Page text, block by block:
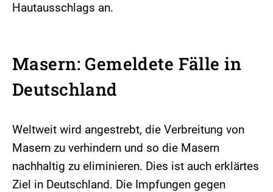
Hautausschlags an.
Masern: Gemeldete Fälle in
Deutschland
Weltweit wird angestrebt, die Verbreitung von
Masern zu verhindern und so die Masern
nachhaltig zu eliminieren. Dies ist auch erklärtes
Ziel in Deutschland. Die Impfungen gegen